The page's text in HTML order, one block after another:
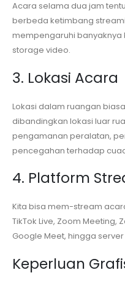
Acara selama dua jam
berbeda ketimbang
mempengaruhi banyaknya
storage video.
3. Lokasi Acara
Lokasi dalam ruangan
dibandingkan lokasi luar
pengamanan peralatan,
pencegahan terhadap
4. Platform
Kita bisa mem-stream
TikTok Live, Zoom Meeting,
Google Meet, hingga server
Keperluan